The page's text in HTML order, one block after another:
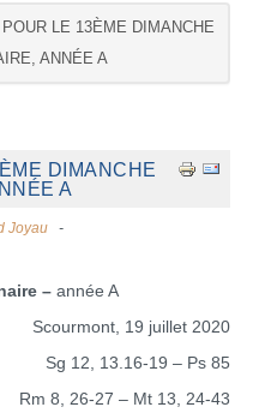
LE 13ÈME DIMANCHE
ANNÉE A
DIMANCHE
A
Joyau
– année A
Scourmont, 19 juillet 2020
Sg 12, 13.16-19 – Ps 85
Rm 8, 26-27 – Mt 13, 24-43